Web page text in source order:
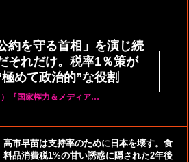
約を守る首相」を演じ続
それだけ。税率1％策が
めて政治的”な役割
『国家権力＆メディア…
高市早苗は支持率のために日本を壊す。食
料品消費税1%の甘い誘惑に隠された2年後